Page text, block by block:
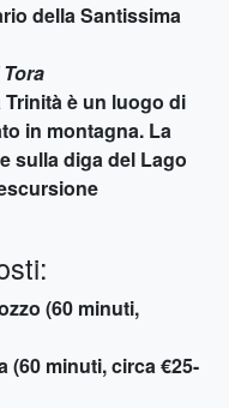
della Santissima
è un luogo di
in montagna. La
sulla diga del Lago
(60 minuti,
(60 minuti, circa €25-